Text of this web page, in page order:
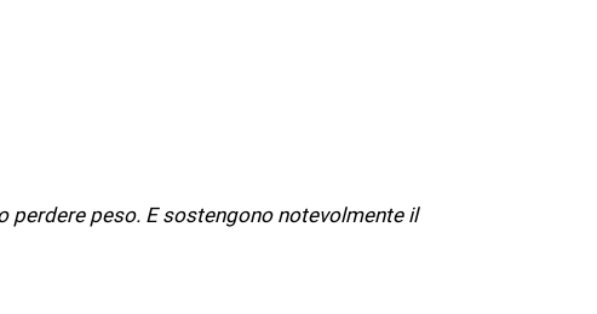
peso. E sostengono notevolmente il